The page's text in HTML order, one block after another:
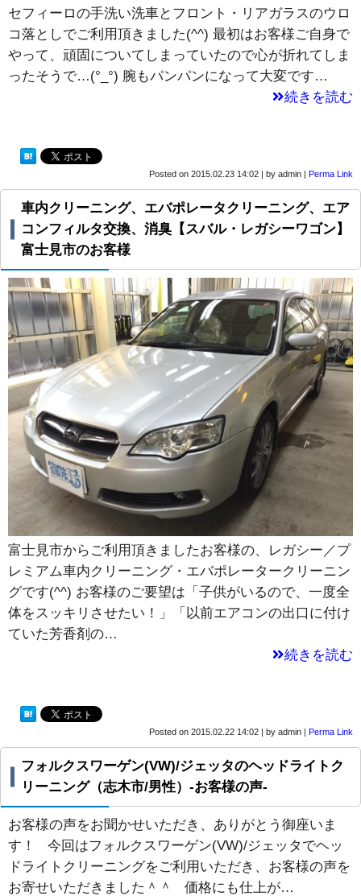
セフィーロの手洗い洗車とフロント・リアガラスのウロ
コ落としでご利用頂きました(^^) 最初はお客様ご自身で
やって、頑固についてしまっていたので心が折れてしま
ったそうで…(°_°) 腕もパンパンになって大変です…
続きを読む
Posted on 2015.02.23 14:02 | by admin | Perma Link
車内クリーニング、エバポレータクリーニング、エア
コンフィルタ交換、消臭【スバル・レガシーワゴン】
富士見市のお客様
富士見市からご利用頂きましたお客様の、レガシー／プ
レミアム車内クリーニング・エバポレータークリーニン
グです(^^) お客様のご要望は「子供がいるので、一度全
体をスッキリさせたい！」「以前エアコンの出口に付け
ていた芳香剤の…
続きを読む
Posted on 2015.02.22 14:02 | by admin | Perma Link
フォルクスワーゲン(VW)/ジェッタのヘッドライトク
リーニング（志木市/男性）-お客様の声-
お客様の声をお聞かせいただき、ありがとう御座いま
す！ 今回はフォルクスワーゲン(VW)/ジェッタでヘッ
ドライトクリーニングをご利用いただき、お客様の声を
お寄せいただきました＾＾ 価格にも仕上が…